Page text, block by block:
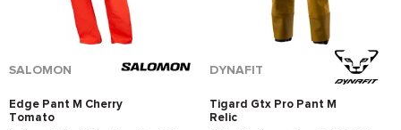
SALOMON
Edge Pant M Cherry
Tomato
DYNAFIT
Tigard Gtx Pro Pant M
Relic